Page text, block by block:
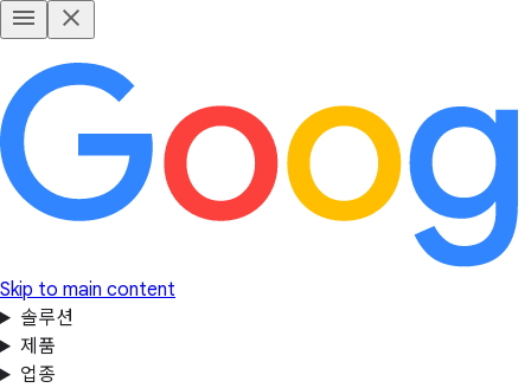
Skip to main content
솔루션
제품
업종